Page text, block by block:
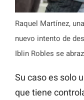
Raquel Martínez,
nuevo intento de
Iblin Robles se
Su caso es solo
que tiene